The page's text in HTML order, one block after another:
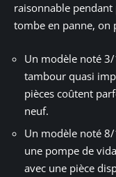
raisonnable
tombe en panne, on
Un modèle noté 3/
tambour quasi
pièces coûtent
neuf.
Un modèle noté
une pompe de
avec une pièce